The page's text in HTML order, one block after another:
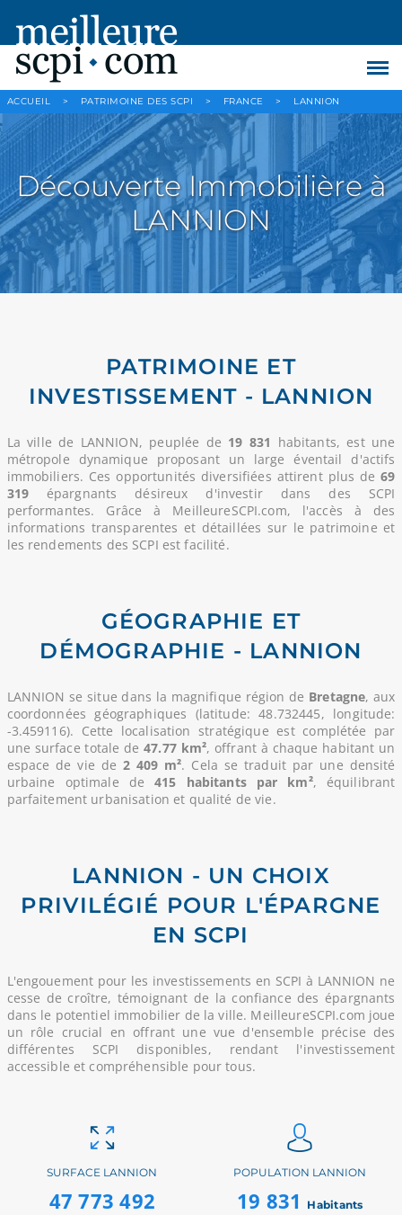
ACCUEIL > PATRIMOINE DES SCPI > FRANCE > LANNION
Découverte Immobilière à
LANNION
PATRIMOINE ET
INVESTISSEMENT - LANNION
La ville de LANNION, peuplée de 19 831 habitants, est une
métropole dynamique proposant un large éventail d'actifs
immobiliers. Ces opportunités diversifiées attirent plus de69
319épargnants désireux d'investir dans des SCPI
performantes. Grâce à MeilleureSCPI.com, l'accès à des
informations transparentes et détaillées sur le patrimoine et
les rendements des SCPI est facilité.
GÉOGRAPHIE ET
DÉMOGRAPHIE - LANNION
LANNION se situe dans la magnifique région de Bretagne, aux
coordonnées géographiques (latitude: 48.732445, longitude:
-3.459116). Cette localisation stratégique est complétée par
une surface totale de47.77 km², offrant à chaque habitant un
espace de vie de 2 409 m². Cela se traduit par une densité
urbaine optimale de415 habitants par km², équilibrant
parfaitement urbanisation et qualité de vie.
LANNION - UN CHOIX
PRIVILÉGIÉ POUR L'ÉPARGNE
EN SCPI
L'engouement pour les investissements en SCPI à LANNION ne
cesse de croître, témoignant de la confiance des épargnants
dans le potentiel immobilier de la ville. MeilleureSCPI.com joue
un rôle crucial en offrant une vue d'ensemble précise des
différentes SCPI disponibles, rendant l'investissement
accessible et compréhensible pour tous.
SURFACE LANNION
47 773 492
POPULATION LANNION
19 831 Habitants